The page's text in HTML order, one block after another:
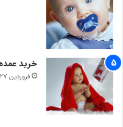
خرید
فروردین 27, 1394